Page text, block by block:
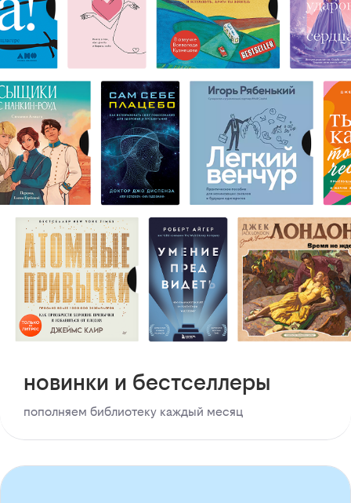
новинки и бестселлеры
пополняем библиотеку каждый месяц